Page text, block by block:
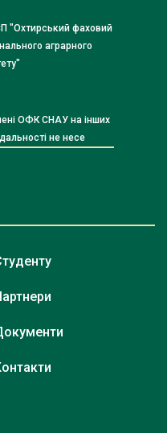
"Охтирський фаховий
аграрного
ОФК СНАУ на інших
не несе